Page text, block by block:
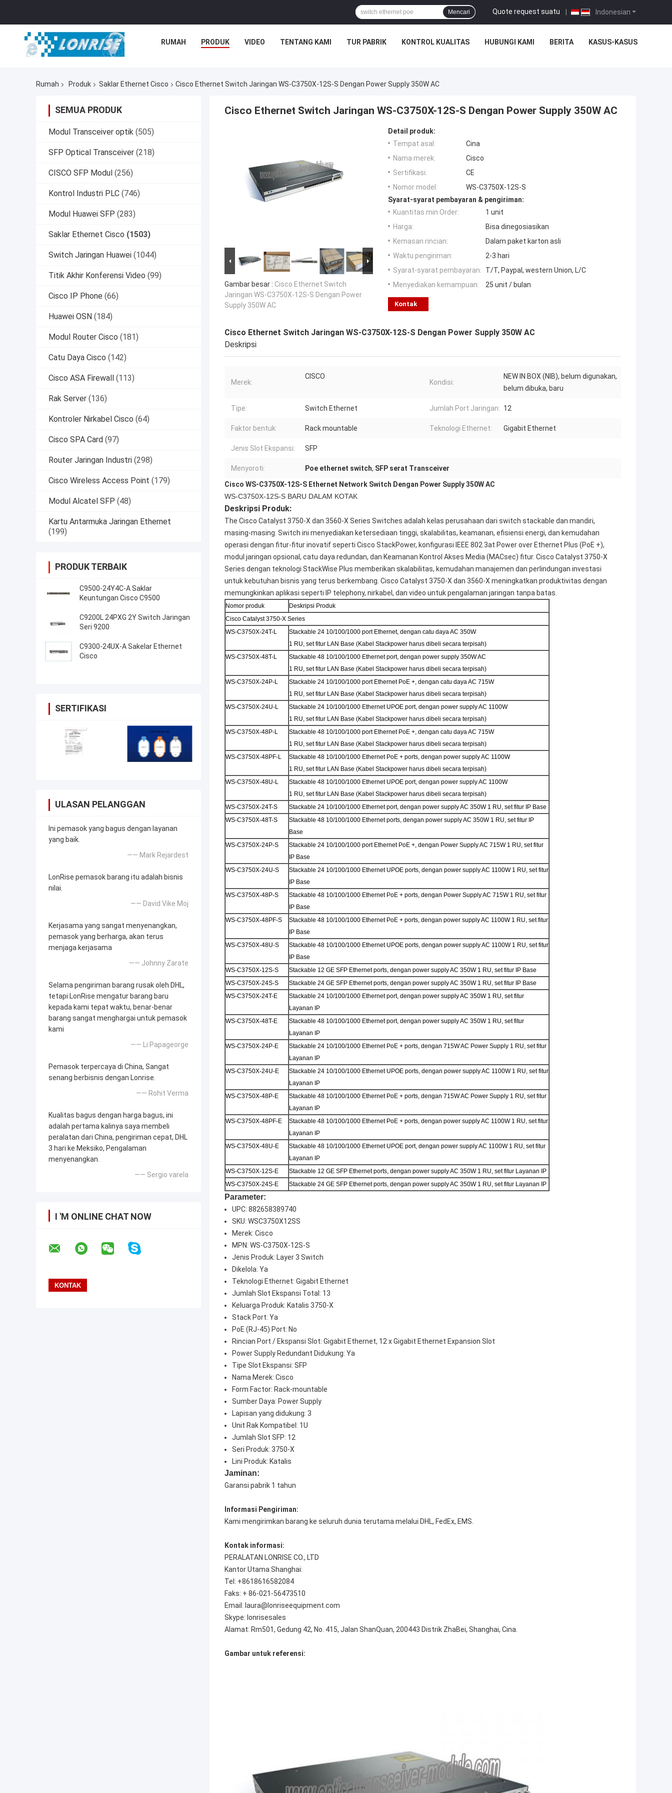
Indonesian
Quote request suatu |
Mencari
RUMAH PRODUK VIDEO TENTANG KAMI TUR PABRIK KONTROL KUALITAS HUBUNGI KAMI BERITA KASUS-KASUS
Rumah Produk Saklar Ethernet Cisco Cisco Ethernet Switch Jaringan WS-C3750X-12S-S Dengan Power Supply 350W AC
SEMUA PRODUK
Modul Transceiver optik (505)
SFP Optical Transceiver (218)
CISCO SFP Modul (256)
Kontrol Industri PLC (746)
Modul Huawei SFP (283)
Saklar Ethernet Cisco (1503)
Switch Jaringan Huawei (1044)
Titik Akhir Konferensi Video (99)
Cisco IP Phone (66)
Huawei OSN (184)
Modul Router Cisco (181)
Catu Daya Cisco (142)
Cisco ASA Firewall (113)
Rak Server (136)
Kontroler Nirkabel Cisco (64)
Cisco SPA Card (97)
Router Jaringan Industri (298)
Cisco Wireless Access Point (179)
Modul Alcatel SFP (48)
Kartu Antarmuka Jaringan Ethernet
(199)
PRODUK TERBAIK
C9500-24Y4C-A Saklar
Keuntungan Cisco C9500
C9200L 24PXG 2Y Switch Jaringan
Seri 9200
C9300-24UX-A Sakelar Ethernet
Cisco
SERTIFIKASI
ULASAN PELANGGAN
Ini pemasok yang bagus dengan layanan
yang baik.
—— Mark Rejardest
LonRise pemasok barang itu adalah bisnis
nilai.
—— David Vike Moj
Kerjasama yang sangat menyenangkan,
pemasok yang berharga, akan terus
menjaga kerjasama
—— Johnny Zarate
Selama pengiriman barang rusak oleh DHL,
tetapi LonRise mengatur barang baru
kepada kami tepat waktu, benar-benar
barang sangat menghargai untuk pemasok
kami
—— Li Papageorge
Pemasok terpercaya di China, Sangat
senang berbisnis dengan Lonrise.
—— Rohit Verma
Kualitas bagus dengan harga bagus, ini
adalah pertama kalinya saya membeli
peralatan dari China, pengiriman cepat, DHL
3 hari ke Meksiko, Pengalaman
menyenangkan.
—— Sergio varela
I 'M ONLINE CHAT NOW
Cisco Ethernet Switch Jaringan WS-C3750X-12S-S Dengan Power Supply 350W AC
Gambar besar : Cisco Ethernet Switch
Jaringan WS-C3750X-12S-S Dengan Power
Supply 350W AC
Detail produk:
Tempat asal:
Cina
Nama merek:
Cisco
Sertifikasi:
CE
Nomor model:
WS-C3750X-12S-S
Syarat-syarat pembayaran & pengiriman:
Kuantitas min Order:
1 unit
Harga:
Bisa dinegosiasikan
Kemasan rincian:
Dalam paket karton asli
Waktu pengiriman:
2-3 hari
Syarat-syarat pembayaran:
T/T, Paypal, western Union, L/C
Menyediakan kemampuan:
25 unit / bulan
Kontak
Cisco Ethernet Switch Jaringan WS-C3750X-12S-S Dengan Power Supply 350W AC
Deskripsi
Merek:
CISCO
Kondisi:
NEW IN BOX (NIB), belum digunakan,
belum dibuka, baru
Tipe: Switch Ethernet Jumlah Port Jaringan: 12
Faktor bentuk: Rack mountable Teknologi Ethernet: Gigabit Ethernet
Jenis Slot Ekspansi: SFP
Menyoroti: Poe ethernet switch, SFP serat Transceiver
Cisco WS-C3750X-12S-S Ethernet Network Switch Dengan Power Supply 350W AC
WS-C3750X-12S-S BARU DALAM KOTAK
Deskripsi Produk:
The Cisco Catalyst 3750-X dan 3560-X Series Switches adalah kelas perusahaan dari switch stackable dan mandiri,
masing-masing. Switch ini menyediakan ketersediaan tinggi, skalabilitas, keamanan, efisiensi energi, dan kemudahan
operasi dengan fitur-fitur inovatif seperti Cisco StackPower, konfigurasi IEEE 802.3at Power over Ethernet Plus (PoE +),
modul jaringan opsional, catu daya redundan, dan Keamanan Kontrol Akses Media (MACsec) fitur. Cisco Catalyst 3750-X
Series dengan teknologi StackWise Plus memberikan skalabilitas, kemudahan manajemen dan perlindungan investasi
untuk kebutuhan bisnis yang terus berkembang. Cisco Catalyst 3750-X dan 3560-X meningkatkan produktivitas dengan
memungkinkan aplikasi seperti IP telephony, nirkabel, dan video untuk pengalaman jaringan tanpa batas.
Nomor produk
Deskripsi Produk
Cisco Catalyst 3750-X Series
WS-C3750X-24T-L
Stackable 24 10/100/1000 port Ethernet, dengan catu daya AC 350W
1 RU, set fitur LAN Base (Kabel Stackpower harus dibeli secara terpisah)
WS-C3750X-48T-L
Stackable 48 10/100/1000 Ethernet port, dengan power supply 350W AC
1 RU, set fitur LAN Base (Kabel Stackpower harus dibeli secara terpisah)
WS-C3750X-24P-L
Stackable 24 10/100/1000 port Ethernet PoE +, dengan catu daya AC 715W
1 RU, set fitur LAN Base (Kabel Stackpower harus dibeli secara terpisah)
WS-C3750X-24U-L
Stackable 24 10/100/1000 Ethernet UPOE port, dengan power supply AC 1100W
1 RU, set fitur LAN Base (Kabel Stackpower harus dibeli secara terpisah)
WS-C3750X-48P-L
Stackable 48 10/100/1000 port Ethernet PoE +, dengan catu daya AC 715W
1 RU, set fitur LAN Base (Kabel Stackpower harus dibeli secara terpisah)
WS-C3750X-48PF-L
Stackable 48 10/100/1000 Ethernet PoE + ports, dengan power supply AC 1100W
1 RU, set fitur LAN Base (Kabel Stackpower harus dibeli secara terpisah)
WS-C3750X-48U-L
Stackable 48 10/100/1000 Ethernet UPOE port, dengan power supply AC 1100W
1 RU, set fitur LAN Base (Kabel Stackpower harus dibeli secara terpisah)
WS-C3750X-24T-S
Stackable 24 10/100/1000 Ethernet port, dengan power supply AC 350W 1 RU, set fitur IP Base
WS-C3750X-48T-S
Stackable 48 10/100/1000 Ethernet ports, dengan power supply AC 350W 1 RU, set fitur IP
Base
WS-C3750X-24P-S
Stackable 24 10/100/1000 port Ethernet PoE +, dengan Power Supply AC 715W 1 RU, set fitur
IP Base
WS-C3750X-24U-S
Stackable 24 10/100/1000 Ethernet UPOE ports, dengan power supply AC 1100W 1 RU, set fitur
IP Base
WS-C3750X-48P-S
Stackable 48 10/100/1000 Ethernet PoE + ports, dengan Power Supply AC 715W 1 RU, set fitur
IP Base
WS-C3750X-48PF-S
Stackable 48 10/100/1000 Ethernet PoE + ports, dengan power supply AC 1100W 1 RU, set fitur
IP Base
WS-C3750X-48U-S
Stackable 48 10/100/1000 Ethernet UPOE ports, dengan power supply AC 1100W 1 RU, set fitur
IP Base
WS-C3750X-12S-S
Stackable 12 GE SFP Ethernet ports, dengan power supply AC 350W 1 RU, set fitur IP Base
WS-C3750X-24S-S
Stackable 24 GE SFP Ethernet ports, dengan power supply AC 350W 1 RU, set fitur IP Base
WS-C3750X-24T-E
Stackable 24 10/100/1000 Ethernet port, dengan power supply AC 350W 1 RU, set fitur
Layanan IP
WS-C3750X-48T-E
Stackable 48 10/100/1000 Ethernet port, dengan power supply AC 350W 1 RU, set fitur
Layanan IP
WS-C3750X-24P-E
Stackable 24 10/100/1000 Ethernet PoE + ports, dengan 715W AC Power Supply 1 RU, set fitur
Layanan IP
WS-C3750X-24U-E
Stackable 24 10/100/1000 Ethernet UPOE ports, dengan power supply AC 1100W 1 RU, set fitur
Layanan IP
WS-C3750X-48P-E
Stackable 48 10/100/1000 Ethernet PoE + ports, dengan 715W AC Power Supply 1 RU, set fitur
Layanan IP
WS-C3750X-48PF-E
Stackable 48 10/100/1000 Ethernet PoE + ports, dengan power supply AC 1100W 1 RU, set fitur
Layanan IP
WS-C3750X-48U-E
Stackable 48 10/100/1000 Ethernet UPOE port, dengan power supply AC 1100W 1 RU, set fitur
Layanan IP
WS-C3750X-12S-E
Stackable 12 GE SFP Ethernet ports, dengan power supply AC 350W 1 RU, set fitur Layanan IP
WS-C3750X-24S-E
Stackable 24 GE SFP Ethernet ports, dengan power supply AC 350W 1 RU, set fitur Layanan IP
Parameter:
UPC: 882658389740
SKU: WSC3750X12SS
Merek: Cisco
MPN: WS-C3750X-12S-S
Jenis Produk: Layer 3 Switch
Dikelola: Ya
Teknologi Ethernet: Gigabit Ethernet
Jumlah Slot Ekspansi Total: 13
Keluarga Produk: Katalis 3750-X
Stack Port: Ya
PoE (RJ-45) Port: No
Rincian Port / Ekspansi Slot: Gigabit Ethernet, 12 x Gigabit Ethernet Expansion Slot
Power Supply Redundant Didukung: Ya
Tipe Slot Ekspansi: SFP
Nama Merek: Cisco
Form Factor: Rack-mountable
Sumber Daya: Power Supply
Lapisan yang didukung: 3
Unit Rak Kompatibel: 1U
Jumlah Slot SFP: 12
Seri Produk: 3750-X
Lini Produk: Katalis
Jaminan:
Garansi pabrik 1 tahun
Informasi Pengiriman:
Kami mengirimkan barang ke seluruh dunia terutama melalui DHL, FedEx, EMS.
Kontak informasi:
PERALATAN LONRISE CO., LTD
Kantor Utama Shanghai:
Tel: +8618616582084
Faks: + 86-021-56473510
Email: laura@lonriseequipment.com
Skype: lonrisesales
Alamat: Rm501, Gedung 42, No. 415, Jalan ShanQuan, 200443 Distrik ZhaBei, Shanghai, Cina.
Gambar untuk referensi: